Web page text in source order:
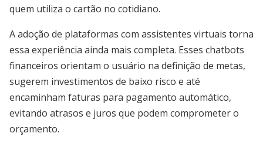
quem utiliza o cartão no cotidiano.
A adoção de plataformas com assistentes virtuais torna
essa experiência ainda mais completa. Esses chatbots
financeiros orientam o usuário na definição de metas,
sugerem investimentos de baixo risco e até
encaminham faturas para pagamento automático,
evitando atrasos e juros que podem comprometer o
orçamento.